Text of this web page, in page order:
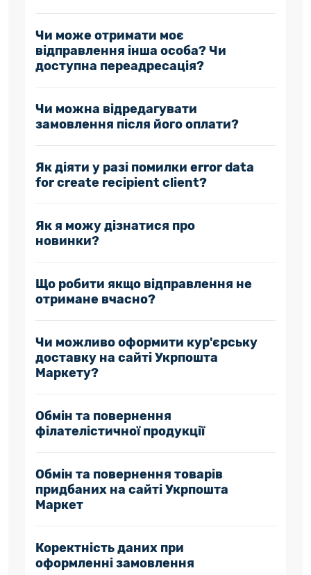
Чи може отримати моє
відправлення інша особа? Чи
доступна переадресація?
Чи можна відредагувати
замовлення після його оплати?
Як діяти у разі помилки error data
for create recipient client?
Як я можу дізнатися про
новинки?
Що робити якщо відправлення не
отримане вчасно?
Чи можливо оформити кур'єрську
доставку на сайті Укрпошта
Маркету?
Обмін та повернення
філателістичної продукції
Обмін та повернення товарів
придбаних на сайті Укрпошта
Маркет
Коректність даних при
оформленні замовлення